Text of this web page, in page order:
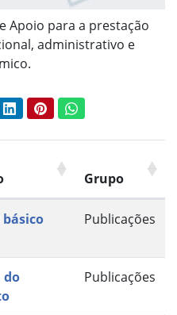
Apoio para a prestação
administrativo e
conteúdo:
LinkedInPinterestWhatsApp
Grupo
Publicações
do
Publicações